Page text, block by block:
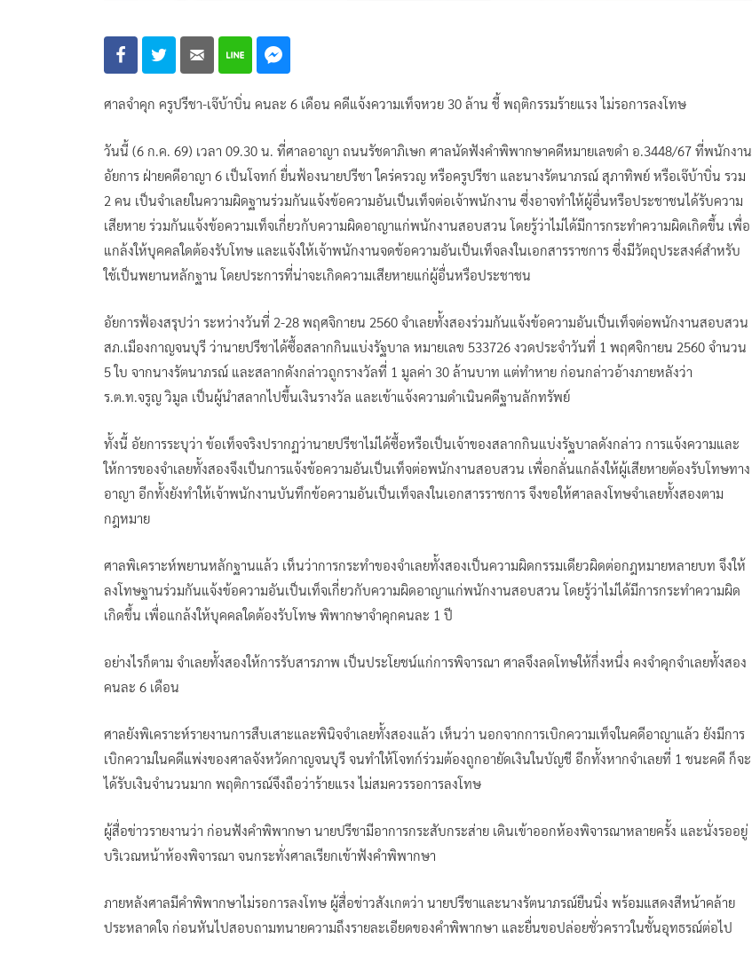
ศาลจำคุก ครูปรีชา-เจ๊บ้าบิ่น คนละ 6 เดือน คดีแจ้งความเท็จหวย 30 ล้าน ชี้ พฤติกรรมร้ายแรง ไม่รอการลงโทษ
วันนี้ (6 ก.ค. 69) เวลา 09.30 น. ที่ศาลอาญา ถนนรัชดาภิเษก ศาลนัดฟังคำพิพากษาคดีหมายเลขดำ อ.3448/67 ที่พนักงาน
อัยการ ฝ่ายคดีอาญา 6 เป็นโจทก์ ยื่นฟ้องนายปรีชา ใคร่ครวญ หรือครูปรีชา และนางรัตนาภรณ์ สุภาทิพย์ หรือเจ๊บ้าบิ่น รวม
2 คน เป็นจำเลยในความผิดฐานร่วมกันแจ้งข้อความอันเป็นเท็จต่อเจ้าพนักงาน ซึ่งอาจทำให้ผู้อื่นหรือประชาชนได้รับความ
เสียหาย ร่วมกันแจ้งข้อความเท็จเกี่ยวกับความผิดอาญาแก่พนักงานสอบสวน โดยรู้ว่าไม่ได้มีการกระทำความผิดเกิดขึ้น เพื่อ
แกล้งให้บุคคลใดต้องรับโทษ และแจ้งให้เจ้าพนักงานจดข้อความอันเป็นเท็จลงในเอกสารราชการ ซึ่งมีวัตถุประสงค์สำหรับ
ใช้เป็นพยานหลักฐาน โดยประการที่น่าจะเกิดความเสียหายแก่ผู้อื่นหรือประชาชน
อัยการฟ้องสรุปว่า ระหว่างวันที่ 2-28 พฤศจิกายน 2560 จำเลยทั้งสองร่วมกันแจ้งข้อความอันเป็นเท็จต่อพนักงานสอบสวน
สภ.เมืองกาญจนบุรี ว่านายปรีชาได้ซื้อสลากกินแบ่งรัฐบาล หมายเลข 533726 งวดประจำวันที่ 1 พฤศจิกายน 2560 จำนวน
5 ใบ จากนางรัตนาภรณ์ และสลากดังกล่าวถูกรางวัลที่ 1 มูลค่า 30 ล้านบาท แต่ทำหาย ก่อนกล่าวอ้างภายหลังว่า
ร.ต.ท.จรูญ วิมูล เป็นผู้นำสลากไปขึ้นเงินรางวัล และเข้าแจ้งความดำเนินคดีฐานลักทรัพย์
ทั้งนี้ อัยการระบุว่า ข้อเท็จจริงปรากฏว่านายปรีชาไม่ได้ซื้อหรือเป็นเจ้าของสลากกินแบ่งรัฐบาลดังกล่าว การแจ้งความและ
ให้การของจำเลยทั้งสองจึงเป็นการแจ้งข้อความอันเป็นเท็จต่อพนักงานสอบสวน เพื่อกลั่นแกล้งให้ผู้เสียหายต้องรับโทษทาง
อาญา อีกทั้งยังทำให้เจ้าพนักงานบันทึกข้อความอันเป็นเท็จลงในเอกสารราชการ จึงขอให้ศาลลงโทษจำเลยทั้งสองตาม
กฎหมาย
ศาลพิเคราะห์พยานหลักฐานแล้ว เห็นว่าการกระทำของจำเลยทั้งสองเป็นความผิดกรรมเดียวผิดต่อกฎหมายหลายบท จึงให้
ลงโทษฐานร่วมกันแจ้งข้อความอันเป็นเท็จเกี่ยวกับความผิดอาญาแก่พนักงานสอบสวน โดยรู้ว่าไม่ได้มีการกระทำความผิด
เกิดขึ้น เพื่อแกล้งให้บุคคลใดต้องรับโทษ พิพากษาจำคุกคนละ 1 ปี
อย่างไรก็ตาม จำเลยทั้งสองให้การรับสารภาพ เป็นประโยชน์แก่การพิจารณา ศาลจึงลดโทษให้กึ่งหนึ่ง คงจำคุกจำเลยทั้งสอง
คนละ 6 เดือน
ศาลยังพิเคราะห์รายงานการสืบเสาะและพินิจจำเลยทั้งสองแล้ว เห็นว่า นอกจากการเบิกความเท็จในคดีอาญาแล้ว ยังมีการ
เบิกความในคดีแพ่งของศาลจังหวัดกาญจนบุรี จนทำให้โจทก์ร่วมต้องถูกอายัดเงินในบัญชี อีกทั้งหากจำเลยที่ 1 ชนะคดี ก็จะ
ได้รับเงินจำนวนมาก พฤติการณ์จึงถือว่าร้ายแรง ไม่สมควรรอการลงโทษ
ผู้สื่อข่าวรายงานว่า ก่อนฟังคำพิพากษา นายปรีชามีอาการกระสับกระส่าย เดินเข้าออกห้องพิจารณาหลายครั้ง และนั่งรออยู่
บริเวณหน้าห้องพิจารณา จนกระทั่งศาลเรียกเข้าฟังคำพิพากษา
ภายหลังศาลมีคำพิพากษาไม่รอการลงโทษ ผู้สื่อข่าวสังเกตว่า นายปรีชาและนางรัตนาภรณ์ยืนนิ่ง พร้อมแสดงสีหน้าคล้าย
ประหลาดใจ ก่อนหันไปสอบถามทนายความถึงรายละเอียดของคำพิพากษา และยื่นขอปล่อยชั่วคราวในชั้นอุทธรณ์ต่อไป